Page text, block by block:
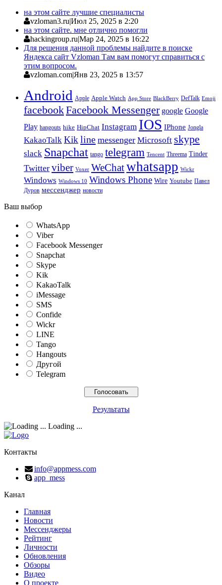
на этом сайте лучшие специалисты
vzloman3.ru|Июл 25, 2025 в 2:20
на этом сайте. мне отлично помогли
hackingroup.ru|Мар 24, 2025 в 16:22
Для решения данной проблемы найдите в поиске
Яндекса сайт Vzloman Там вам помогут справиться с
этим вопросом.
vzloman.com|Янв 23, 2025 в 13:57
Android Apple Apple Watch App Store BlackBerry DefTalk Emoji
facebookFacebook Messenger google Google
Play hangouts hike HipChat Instagram IOS IPhone Jongla
KakaoTalk Kik line messenger Microsoft skype
slack Snapchat tango telegram Tencent Threema Tinder
Twitter viber Voxer WeChatwhatsapp Wickr
Windows Windows 10 Windows Phone Wire Youtube Павел
Дуров мессенджер новости
Ваш выбор
WhatsApp
Viber
Facebook Messenger
Snapchat
Skype
Kik
KakaoTalk
iMessage
SMS
Confide
Wickr
LINE
Tango
Hangouts
Другой
Telegram
Результаты
Loading ...
Контакты
info@appmess.com
app_mess
Канал
Главная
Новости
Мессенджеры
Рейтинг
Личности
Обновления
Обзоры
Видео
О проекте